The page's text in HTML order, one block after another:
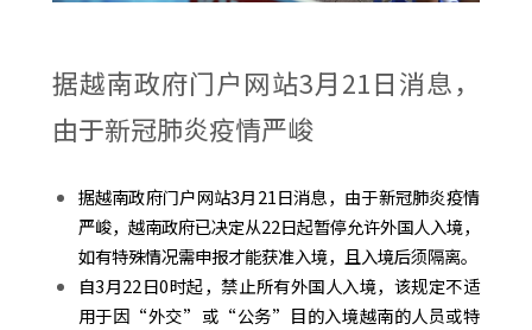
据越南政府门户网站3月21日消息，
由于新冠肺炎疫情严峻
据越南政府门户网站3月21日消息，由于新冠肺炎疫情
严峻，越南政府已决定从22日起暂停允许外国人入境，
如有特殊情况需申报才能获准入境，且入境后须隔离。
自3月22日0时起，禁止所有外国人入境，该规定不适
用于因“外交”或“公务”目的入境越南的人员或特